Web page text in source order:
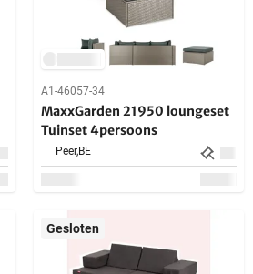
A1-46057-34
MaxxGarden 21950 loungeset
Tuinset 4persoons
Peer,BE
Gesloten